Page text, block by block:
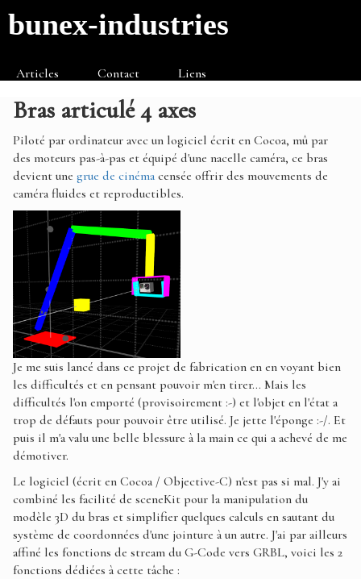
bunex-industries
Articles Contact Liens
Bras articulé 4 axes
Piloté par ordinateur avec un logiciel écrit en Cocoa, mû par
des moteurs pas-à-pas et équipé d'une nacelle caméra, ce bras
devient une grue de cinéma censée offrir des mouvements de
caméra fluides et reproductibles.
Je me suis lancé dans ce projet de fabrication en en voyant bien
les difficultés et en pensant pouvoir m'en tirer... Mais les
difficultés l'on emporté (provisoirement :-) et l'objet en l'état a
trop de défauts pour pouvoir être utilisé. Je jette l'éponge :-/. Et
puis il m'a valu une belle blessure à la main ce qui a achevé de me
démotiver.
Le logiciel (écrit en Cocoa / Objective-C) n'est pas si mal. J'y ai
combiné les facilité de sceneKit pour la manipulation du
modèle 3D du bras et simplifier quelques calculs en sautant du
système de coordonnées d'une jointure à un autre. J'ai par ailleurs
affiné les fonctions de stream du G-Code vers GRBL, voici les 2
fonctions dédiées à cette tâche :